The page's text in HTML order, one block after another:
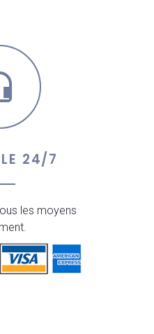
24/7
les moyens